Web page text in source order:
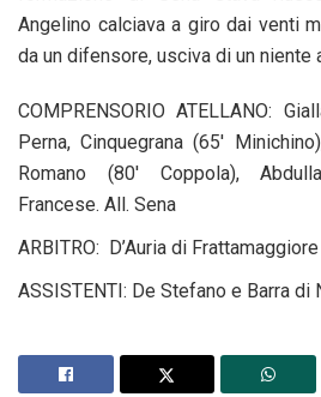
Angelino calciava a giro dai venti
da un difensore, usciva di un niente
COMPRENSORIO ATELLANO:
Perna, Cinquegrana (65′
Romano (80′ Coppola),
Francese. All. Sena
ARBITRO:
D’Auria di Frattamaggiore
ASSISTENTI: De Stefano e Barra di